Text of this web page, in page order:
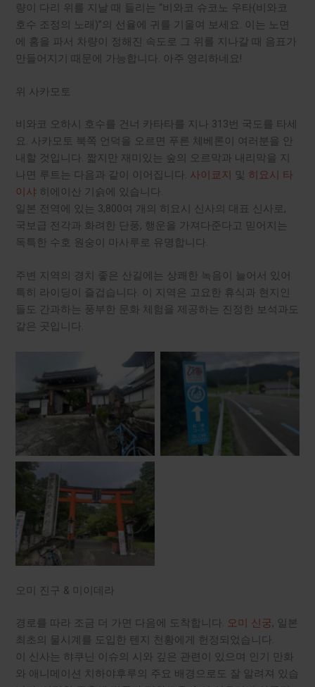
량이 다리 위를 지날 때 들리는 “비와코 슈코노 우타(비와코
호수 조정의 노래)”의 선율에 귀를 기울여 보세요. 이는 노면
에 홈을 파서 차량이 정해진 속도로 그 위를 지나갈 때 음표가
만들어지기 때문에 가능합니다. 아주 영리하네요!
위 사카모토
비와코 오하시 호수를 건너 카타타를 지나 313번 국도를 타세
요. 사카모토 북쪽 언덕을 오르면 푸른 체베론이 여러분을 안
내할 것입니다. 짧지만 재미있는 숲의 오르막과 내리막을 지
나면 루트는 다음과 같이 이어집니다. 사이쿄지 및 히요시 타
이샤 히에이산 기슭에 있습니다.
일본 전역에 있는 3,800여 개의 히요시 신사의 대표 신사로,
국보급 전각과 화려한 단풍, 행운을 가져다준다고 믿어지는
독특한 수호 원숭이 마사루로 유명합니다.
주변 지역의 경치 좋은 산길에는 상쾌한 녹음이 늘어서 있어
특히 라이딩이 즐겁습니다. 이 지역은 고요한 휴식과 현지인
들도 간과하는 풍부한 문화 체험을 제공하는 진정한 보석과도
같은 곳입니다.
비와코 남부 루프 비와코 남부 루프
비와코 남부 루프
오미 진구 & 미이데라
경로를 따라 조금 더 가면 다음에 도착합니다. 오미 신궁, 일본
최초의 물시계를 도입한 텐지 천황에게 헌정되었습니다.
이 신사는 햐쿠닌 이슈의 시와 깊은 관련이 있으며 인기 만화
와 애니메이션 치하야후루의 주요 배경으로도 잘 알려져 있습